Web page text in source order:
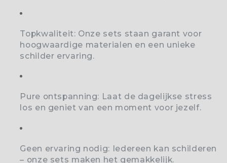
Topkwaliteit: Onze sets staan garant voor
hoogwaardige materialen en een unieke
schilder ervaring.
Pure ontspanning: Laat de dagelijkse stress
los en geniet van een moment voor jezelf.
Geen ervaring nodig: Iedereen kan schilderen
– onze sets maken het gemakkelijk.